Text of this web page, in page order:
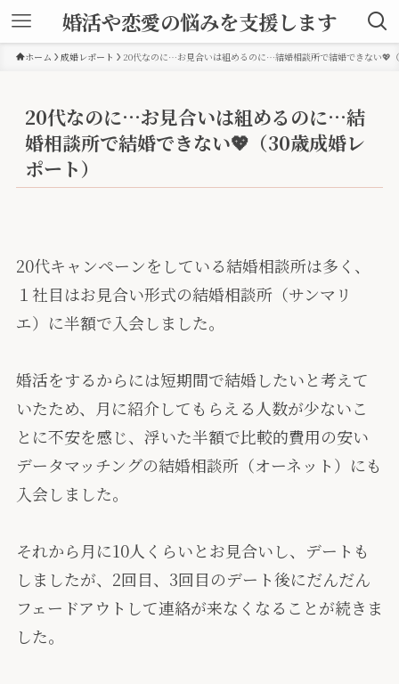
婚活や恋愛の悩みを支援します
ホーム 成婚レポート 20代なのに…お見合いは組めるのに…結婚相談所で結婚できない💖
20代なのに…お見合いは組めるのに…結
婚相談所で結婚できない💖（30歳成婚レ
ポート）
20代キャンペーンをしている結婚相談所は多く、
１社目はお見合い形式の結婚相談所（サンマリ
エ）に半額で入会しました。
婚活をするからには短期間で結婚したいと考えて
いたため、月に紹介してもらえる人数が少ないこ
とに不安を感じ、浮いた半額で比較的費用の安い
データマッチングの結婚相談所（オーネット）にも
入会しました。
それから月に10人くらいとお見合いし、デートも
しましたが、2回目、3回目のデート後にだんだん
フェードアウトして連絡が来なくなることが続きま
した。